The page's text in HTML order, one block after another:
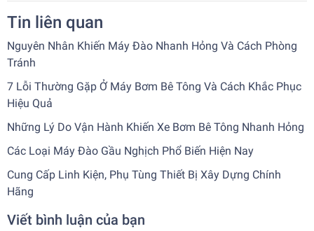
Tin liên quan
Nguyên Nhân Khiến Máy Đào Nhanh Hỏng Và Cách Phòng
Tránh
7 Lỗi Thường Gặp Ở Máy Bơm Bê Tông Và Cách Khắc Phục
Hiệu Quả
Những Lý Do Vận Hành Khiến Xe Bơm Bê Tông Nhanh Hỏng
Các Loại Máy Đào Gầu Nghịch Phổ Biến Hiện Nay
Cung Cấp Linh Kiện, Phụ Tùng Thiết Bị Xây Dựng Chính
Hãng
Viết bình luận của bạn